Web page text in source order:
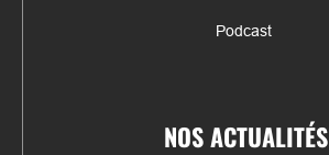
Podcast
NOS ACTUALITÉS